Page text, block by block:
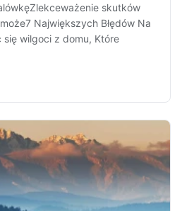
skutków
Największych Błędów Na
wilgoci z domu, Które